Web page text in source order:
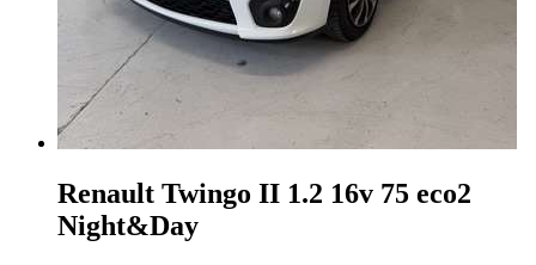
Renault Twingo II 1.2 16v 75 eco2
Night&Day